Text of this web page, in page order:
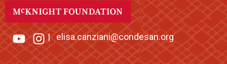
|elisa.canziani@condesan.org